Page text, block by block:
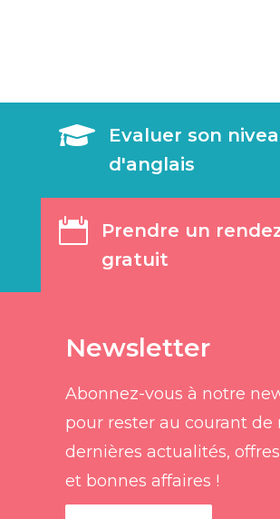

Evaluer son
d'anglais

Prendre un
gratuit
Newsletter
Abonnez-vous à notre
pour rester au courant de
dernières actualités,
et bonnes affaires !